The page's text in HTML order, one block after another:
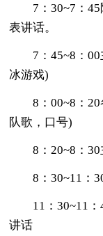
7：30~7：45
表讲话。
7：45~8：00
冰游戏)
8：00~8：20
队歌，口号)
8：20~8：30
8：30~11：
11：30~11：
讲话